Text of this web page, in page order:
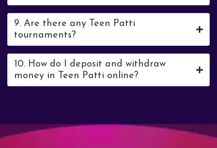
9. Are there any Teen Patti
tournaments?
10. How do I deposit and withdraw
money in Teen Patti online?